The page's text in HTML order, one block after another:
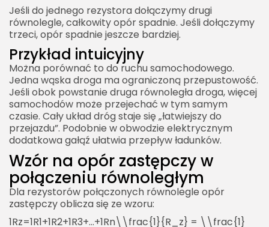
Jeśli do jednego rezystora dołączymy drugi
równolegle, całkowity opór spadnie. Jeśli dołączymy
trzeci, opór spadnie jeszcze bardziej.
Przykład intuicyjny
Można porównać to do ruchu samochodowego.
Jedna wąska droga ma ograniczoną przepustowość.
Jeśli obok powstanie druga równoległa droga, więcej
samochodów może przejechać w tym samym
czasie. Cały układ dróg staje się „łatwiejszy do
przejazdu”. Podobnie w obwodzie elektrycznym
dodatkowa gałąź ułatwia przepływ ładunków.
Wzór na opór zastępczy w
połączeniu równoległym
Dla rezystorów połączonych równolegle opór
zastępczy oblicza się ze wzoru:
1Rz=1R1+1R2+1R3+…+1Rn\\frac{1}{R_z} = \\frac{1}